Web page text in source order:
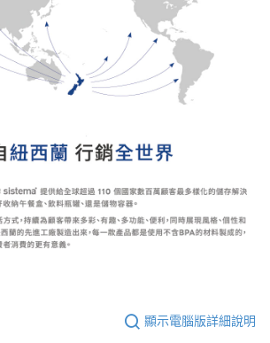
顯示電腦版詳細說明